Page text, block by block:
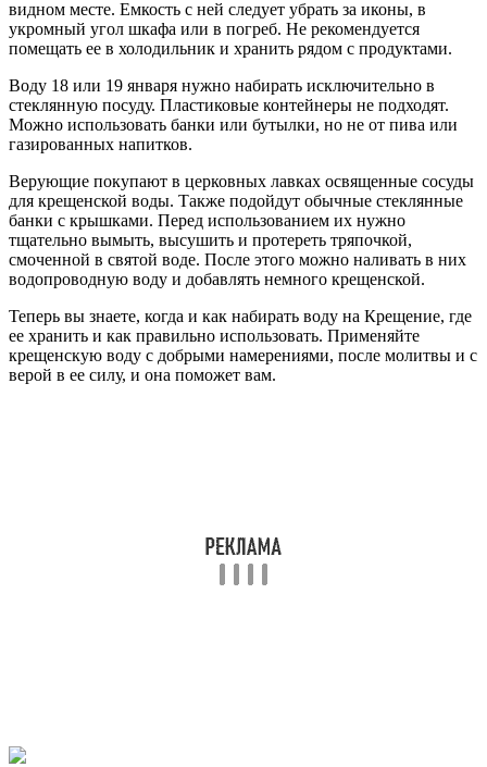
видном месте. Емкость с ней следует убрать за иконы, в
укромный угол шкафа или в погреб. Не рекомендуется
помещать ее в холодильник и хранить рядом с продуктами.
Воду 18 или 19 января нужно набирать исключительно в
стеклянную посуду. Пластиковые контейнеры не подходят.
Можно использовать банки или бутылки, но не от пива или
газированных напитков.
Верующие покупают в церковных лавках освященные сосуды
для крещенской воды. Также подойдут обычные стеклянные
банки с крышками. Перед использованием их нужно
тщательно вымыть, высушить и протереть тряпочкой,
смоченной в святой воде. После этого можно наливать в них
водопроводную воду и добавлять немного крещенской.
Теперь вы знаете, когда и как набирать воду на Крещение, где
ее хранить и как правильно использовать. Применяйте
крещенскую воду с добрыми намерениями, после молитвы и с
верой в ее силу, и она поможет вам.